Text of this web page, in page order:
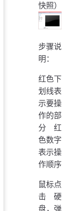
快照）
步骤说
明：
红色下
划线表
示要操
作的部
分 红
色数字
表示操
作顺序
鼠标点
击硬
盘，弹